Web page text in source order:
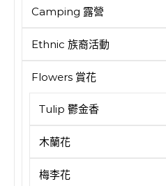
Camping 露營
Ethnic 族裔活動
Flowers 賞花
Tulip 鬱金香
木蘭花
梅李花